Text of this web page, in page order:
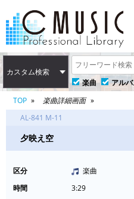
カスタム検索
楽曲
アル
TOP
楽曲詳細画面
AL-841 M-11
夕映え空
区分
楽曲
時間
3:29